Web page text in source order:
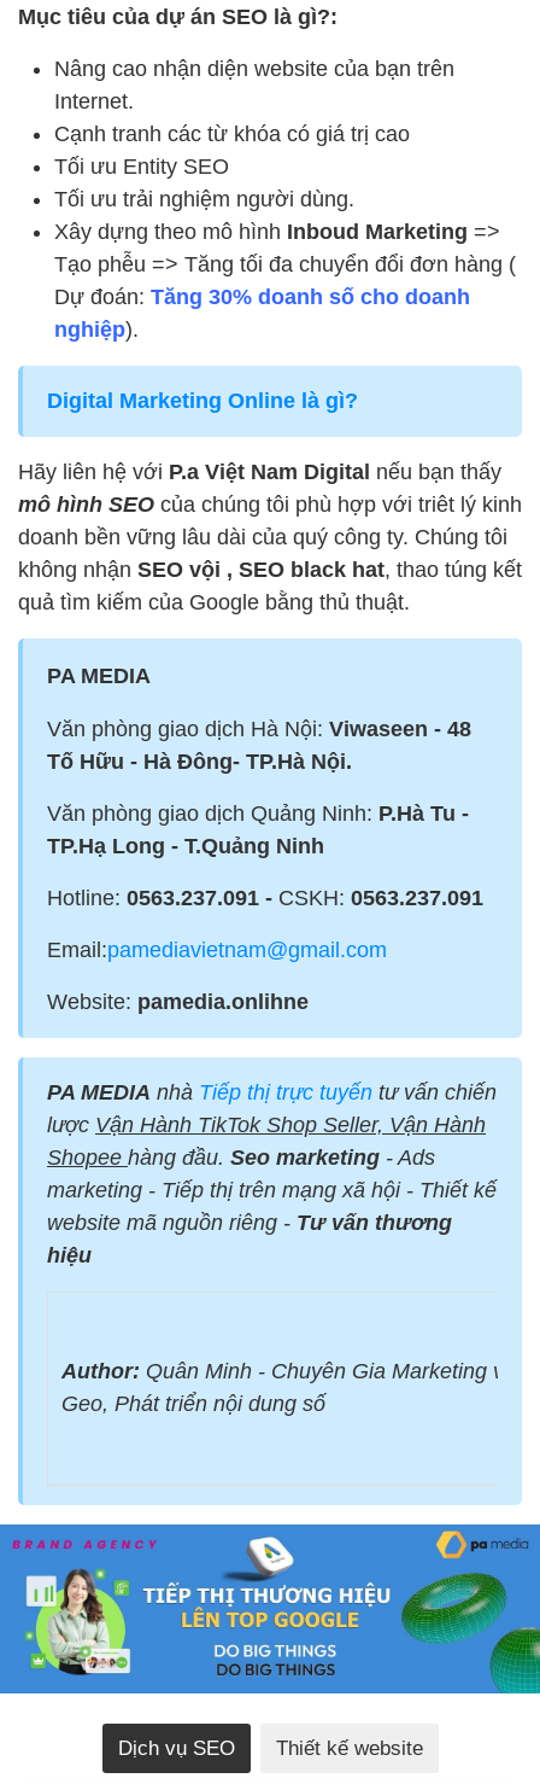
Mục tiêu của dự án SEO là gì?:
Nâng cao nhận diện website của bạn trên
Internet.
Cạnh tranh các từ khóa có giá trị cao
Tối ưu Entity SEO
Tối ưu trải nghiệm người dùng.
Xây dựng theo mô hình Inboud Marketing =>
Tạo phễu => Tăng tối đa chuyển đổi đơn hàng (
Dự đoán: Tăng 30% doanh số cho doanh
nghiệp).
Digital Marketing Online là gì?
Hãy liên hệ với P.a Việt Nam Digital nếu bạn thấy
mô hình SEO của chúng tôi phù hợp với triêt lý kinh
doanh bền vững lâu dài của quý công ty. Chúng tôi
không nhận SEO vội , SEO black hat, thao túng kết
quả tìm kiếm của Google bằng thủ thuật.
PA MEDIA
Văn phòng giao dịch Hà Nội: Viwaseen - 48
Tố Hữu - Hà Đông- TP.Hà Nội.
Văn phòng giao dịch Quảng Ninh: P.Hà Tu -
TP.Hạ Long - T.Quảng Ninh
Hotline: 0563.237.091 - CSKH: 0563.237.091
Email:pamediavietnam@gmail.com
Website: pamedia.onlihne
PA MEDIA nhà Tiếp thị trực tuyến tư vấn chiến
lược Vận Hành TikTok Shop Seller, Vận Hành
Shopee hàng đầu. Seo marketing - Ads
marketing - Tiếp thị trên mạng xã hội - Thiết kế
website mã nguồn riêng - Tư vấn thương
hiệu
Author: Quân Minh - Chuyên Gia Marketing với
Geo, Phát triển nội dung số
Dịch vụ SEO Thiết kế website